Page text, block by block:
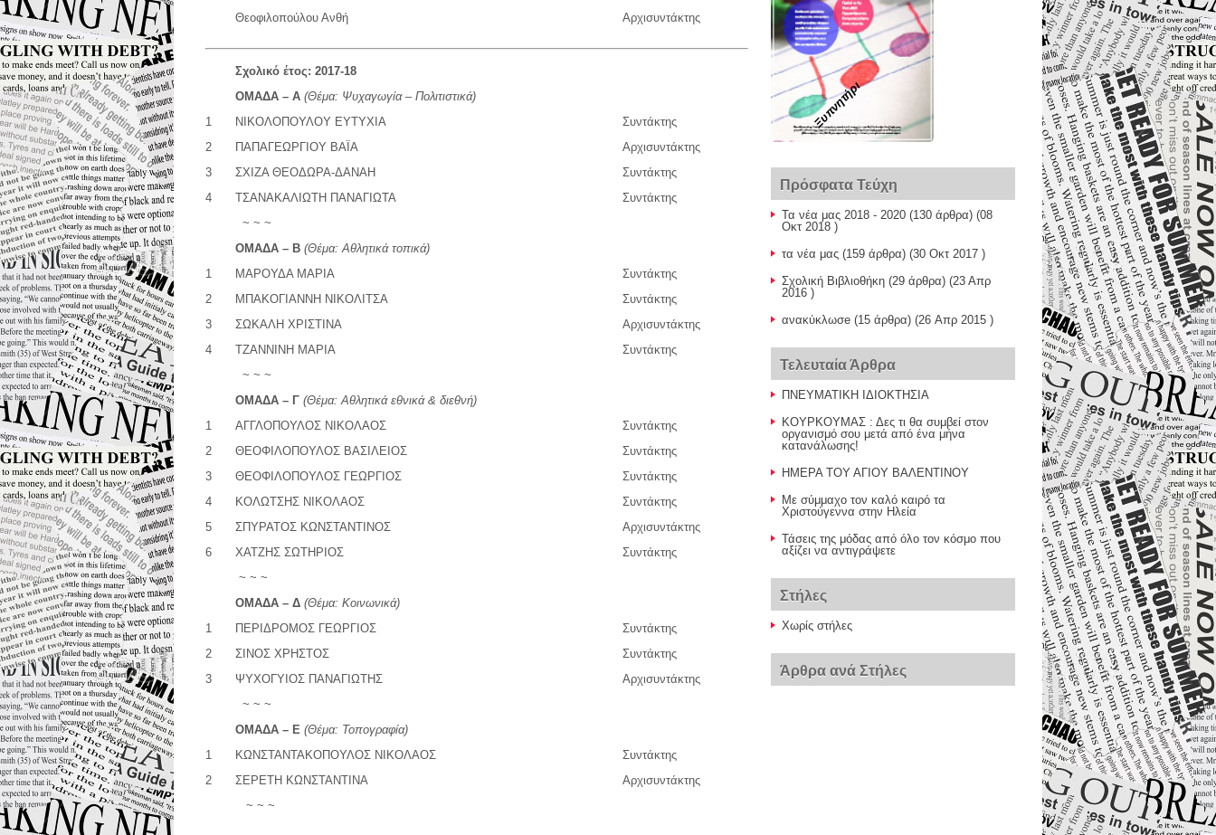
Θεοφιλοπούλου Ανθή
Αρχισυντάκτης
Σχολικό έτος: 2017-18
ΟΜΑΔΑ – Α (Θέμα: Ψυχαγωγία – Πολιτιστικά)
1
ΝΙΚΟΛΟΠΟΥΛΟΥ ΕΥΤΥΧΙΑ
Συντάκτης
2
ΠΑΠΑΓΕΩΡΓΙΟΥ ΒΑΪΑ
Αρχισυντάκτης
3
ΣΧΙΖΑ ΘΕΟΔΩΡΑ-ΔΑΝΑΗ
Συντάκτης
4
ΤΣΑΝΑΚΑΛΙΩΤΗ ΠΑΝΑΓΙΩΤΑ
Συντάκτης
~ ~ ~
ΟΜΑΔΑ – Β (Θέμα:Αθλητικά τοπικά)
1
ΜΑΡΟΥΔΑ ΜΑΡΙΑ
Συντάκτης
2
ΜΠΑΚΟΓΙΑΝΝΗ ΝΙΚΟΛΙΤΣΑ
Συντάκτης
3
ΣΩΚΑΛΗ ΧΡΙΣΤΙΝΑ
Αρχισυντάκτης
4
ΤΖΑΝΝΙΝΗ ΜΑΡΙΑ
Συντάκτης
~ ~ ~
ΟΜΑΔΑ – Γ (Θέμα:Αθλητικά εθνικά & διεθνή)
1
ΑΓΓΛΟΠΟΥΛΟΣ ΝΙΚΟΛΑΟΣ
Συντάκτης
2
ΘΕΟΦΙΛΟΠΟΥΛΟΣ ΒΑΣΙΛΕΙΟΣ
Συντάκτης
3
ΘΕΟΦΙΛΟΠΟΥΛΟΣ ΓΕΩΡΓΙΟΣ
Συντάκτης
4
ΚΟΛΩΤΣΗΣ ΝΙΚΟΛΑΟΣ
Συντάκτης
5
ΣΠΥΡΑΤΟΣ ΚΩΝΣΤΑΝΤΙΝΟΣ
Αρχισυντάκτης
6
ΧΑΤΖΗΣ ΣΩΤΗΡΙΟΣ
Συντάκτης
~ ~ ~
ΟΜΑΔΑ – Δ (Θέμα: Κοινωνικά)
1
ΠΕΡΙΔΡΟΜΟΣ ΓΕΩΡΓΙΟΣ
Συντάκτης
2
ΣΙΝΟΣ ΧΡΗΣΤΟΣ
Συντάκτης
3
ΨΥΧΟΓΥΙΟΣ ΠΑΝΑΓΙΩΤΗΣ
Αρχισυντάκτης
~ ~ ~
ΟΜΑΔΑ – Ε (Θέμα: Τοπογραφία)
1
ΚΩΝΣΤΑΝΤΑΚΟΠΟΥΛΟΣ ΝΙΚΟΛΑΟΣ
Συντάκτης
2
ΣΕΡΕΤΗ ΚΩΝΣΤΑΝΤΙΝΑ
Αρχισυντάκτης
~ ~ ~
Ξυπνητήρι
Πρόσφατα Τεύχη
Τα νέα μας 2018 - 2020 (130 άρθρα) (08
Οκτ 2018 )
τα νέα μας (159 άρθρα) (30 Οκτ 2017 )
Σχολική Βιβλιοθήκη (29 άρθρα) (23 Απρ
2016 )
ανακύκλωσe (15 άρθρα) (26 Απρ 2015 )
Τελευταία Άρθρα
ΠΝΕΥΜΑΤΙΚΗ ΙΔΙΟΚΤΗΣΙΑ
ΚΟΥΡΚΟΥΜΑΣ : Δες τι θα συμβεί στον
οργανισμό σου μετά από ένα μήνα
κατανάλωσης!
ΗΜΕΡΑ ΤΟΥ ΑΓΙΟΥ ΒΑΛΕΝΤΙΝΟΥ
Με σύμμαχο τον καλό καιρό τα
Χριστούγεννα στην Ηλεία
Τάσεις της μόδας από όλο τον κόσμο που
αξίζει να αντιγράψετε
Στήλες
Χωρίς στήλες
Άρθρα ανά Στήλες